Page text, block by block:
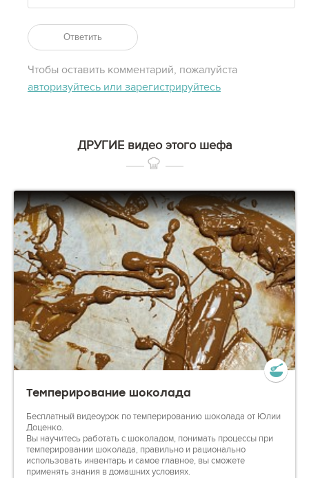
Ответить
Чтобы оставить комментарий, пожалуйста
авторизуйтесь или зарегистрируйтесь
ДРУГИЕ видео этого шефа
Темперирование шоколада
Бесплатный видеоурок по темперированию шоколада от Юлии
Доценко.
Вы научитесь работать с шоколадом, понимать процессы при
темперировании шоколада, правильно и рационально
использовать инвентарь и самое главное, вы сможете
применять знания в домашних условиях.